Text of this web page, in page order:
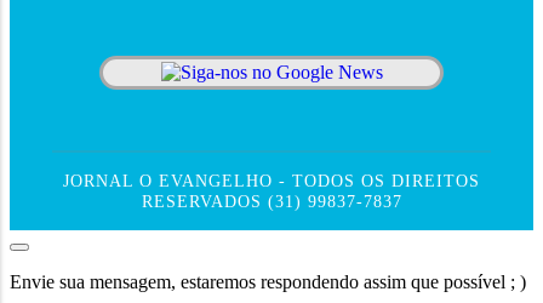
JORNAL O EVANGELHO - TODOS OS DIREITOS
RESERVADOS (31) 99837-7837
Envie sua mensagem, estaremos respondendo assim que possível ; )